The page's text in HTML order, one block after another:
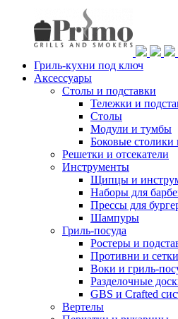
Гриль-кухни под ключ
Аксессуары
Столы и подставки
Тележки и
Столы
Модули и тумбы
Боковые столики
Решетки и отсекатели
Инструменты
Щипцы и
Наборы для
Прессы для
Шампуры
Гриль-посуда
Ростеры и
Противни и сетки
Воки и гриль-
Разделочные
GBS и Crafted
Вертелы